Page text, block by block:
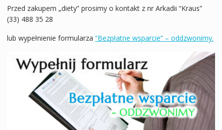
Przed zakupem „diety” prosimy o kontakt z nr Arkadii “Kraus”
(33) 488 35 28
lub wypełnienie formularza “Bezpłatne wsparcie” – oddzwonimy.